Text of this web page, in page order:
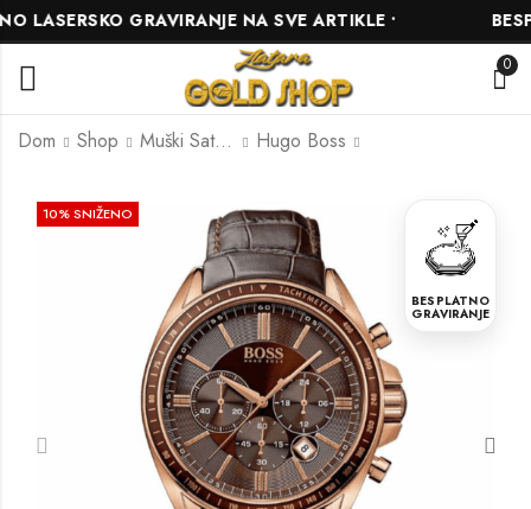
GRAVIRANJE NA SVE ARTIKLE •
0
Dom Shop Muški Satovi Hugo Boss
10% SNIŽENO
BESPLATNO
GRAVIRANJE